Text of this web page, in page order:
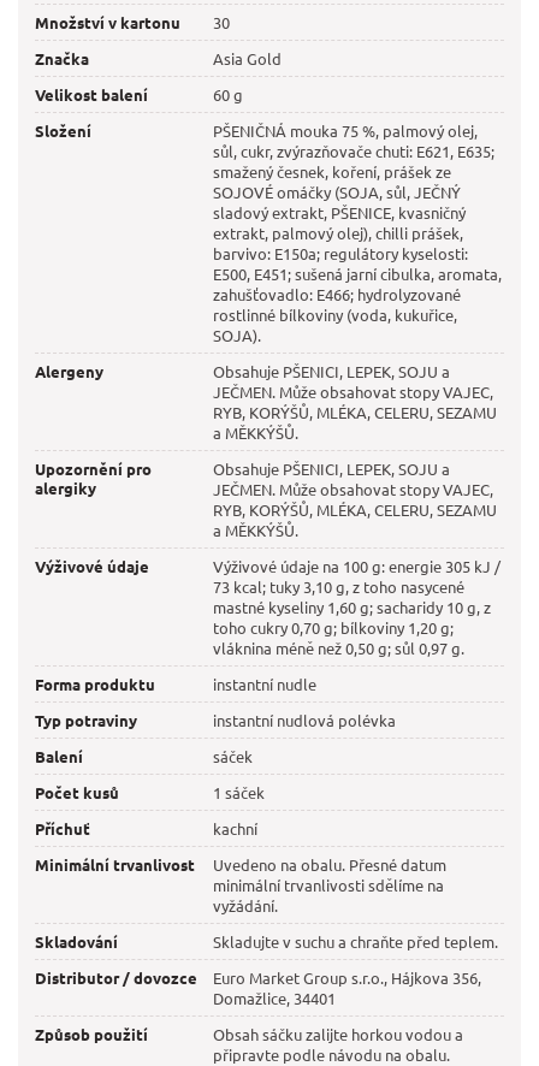
Množství v kartonu
30
Značka
Asia Gold
Velikost balení
60 g
Složení
PŠENIČNÁ mouka 75 %, palmový olej,
sůl, cukr, zvýrazňovače chuti: E621, E635;
smažený česnek, koření, prášek ze
SOJOVÉ omáčky (SOJA, sůl, JEČNÝ
sladový extrakt, PŠENICE, kvasničný
extrakt, palmový olej), chilli prášek,
barvivo: E150a; regulátory kyselosti:
E500, E451; sušená jarní cibulka, aromata,
zahušťovadlo: E466; hydrolyzované
rostlinné bílkoviny (voda, kukuřice,
SOJA).
Alergeny
Obsahuje PŠENICI, LEPEK, SOJU a
JEČMEN. Může obsahovat stopy VAJEC,
RYB, KORÝŠŮ, MLÉKA, CELERU, SEZAMU
a MĚKKÝŠŮ.
Upozornění pro
alergiky
Obsahuje PŠENICI, LEPEK, SOJU a
JEČMEN. Může obsahovat stopy VAJEC,
RYB, KORÝŠŮ, MLÉKA, CELERU, SEZAMU
a MĚKKÝŠŮ.
Výživové údaje
Výživové údaje na 100 g: energie 305 kJ /
73 kcal; tuky 3,10 g, z toho nasycené
mastné kyseliny 1,60 g; sacharidy 10 g, z
toho cukry 0,70 g; bílkoviny 1,20 g;
vláknina méně než 0,50 g; sůl 0,97 g.
Forma produktu
instantní nudle
Typ potraviny
instantní nudlová polévka
Balení
sáček
Počet kusů
1 sáček
Příchuť
kachní
Minimální trvanlivost
Uvedeno na obalu. Přesné datum
minimální trvanlivosti sdělíme na
vyžádání.
Skladování
Skladujte v suchu a chraňte před teplem.
Distributor / dovozce
Euro Market Group s.r.o., Hájkova 356,
Domažlice, 34401
Způsob použití
Obsah sáčku zalijte horkou vodou a
připravte podle návodu na obalu.